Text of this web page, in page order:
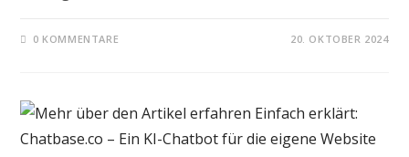
0 KOMMENTARE 20. OKTOBER 2024